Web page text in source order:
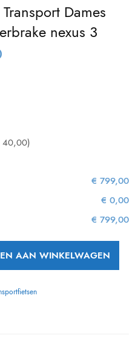
Dames
nexus 3
40,00)
€ 799,00
€ 0,00
€ 799,00
AAN WINKELWAGEN